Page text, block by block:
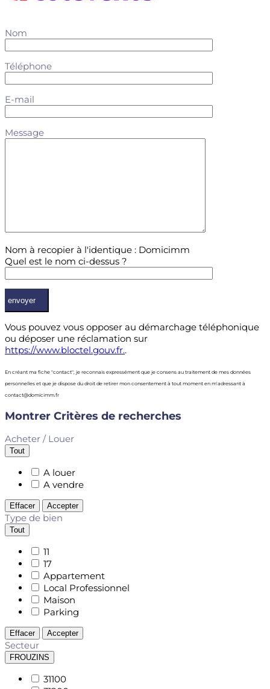
Nom
Téléphone
E-mail
Message
Nom à recopier à l'identique : Domicimm
Quel est le nom ci-dessus ?
Vous pouvez vous opposer au démarchage téléphonique
ou déposer une réclamation sur
https://www.bloctel.gouv.fr..
En créant ma fiche "contact", je reconnais expressément que je consens au traitement de mes données
personnelles et que je dispose du droit de retirer mon consentement à tout moment en m'adressant à
contact@domicimm.fr
Montrer Critères de recherches
Acheter / Louer
Tout
A louer
A vendre
Effacer Accepter
Type de bien
Tout
11
17
Appartement
Local Professionnel
Maison
Parking
Effacer Accepter
Secteur
FROUZINS
31100